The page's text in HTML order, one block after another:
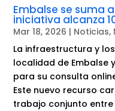
Embalse se suma
iniciativa alcanza
Mar 18, 2026 | Noticias,
La infraestructura y
localidad de Embalse
para su consulta
Este nuevo recurso
trabajo conjunto entre